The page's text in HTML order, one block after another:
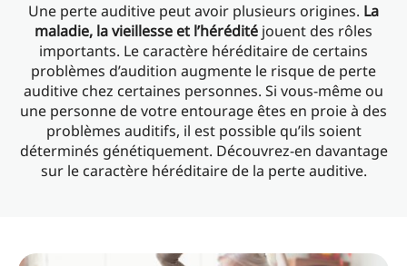
Une perte auditive peut avoir plusieurs origines. La
maladie, la vieillesse et l’hérédité jouent des rôles
importants. Le caractère héréditaire de certains
problèmes d’audition augmente le risque de perte
auditive chez certaines personnes. Si vous-même ou
une personne de votre entourage êtes en proie à des
problèmes auditifs, il est possible qu’ils soient
déterminés génétiquement. Découvrez-en davantage
sur le caractère héréditaire de la perte auditive.